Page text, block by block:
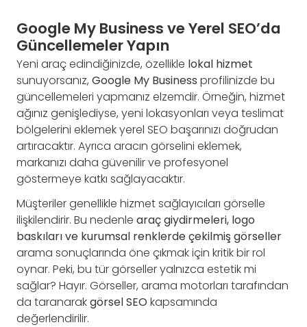
Google My Business ve Yerel SEO’da
Güncellemeler Yapın
Yeni araç edindiğinizde, özellikle lokal hizmet
sunuyorsanız, Google My Business profilinizde bu
güncellemeleri yapmanız elzemdir. Örneğin, hizmet
ağınız genişlediyse, yeni lokasyonları veya teslimat
bölgelerini eklemek yerel SEO başarınızı doğrudan
artıracaktır. Ayrıca aracın görselini eklemek,
markanızı daha güvenilir ve profesyonel
göstermeye katkı sağlayacaktır.
Müşteriler genellikle hizmet sağlayıcıları görselle
ilişkilendirir. Bu nedenle araç giydirmeleri, logo
baskıları ve kurumsal renklerde çekilmiş görseller
arama sonuçlarında öne çıkmak için kritik bir rol
oynar. Peki, bu tür görseller yalnızca estetik mi
sağlar? Hayır. Görseller, arama motorları tarafından
da taranarakgörsel SEO kapsamında
değerlendirilir.